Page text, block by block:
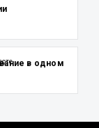
в одном